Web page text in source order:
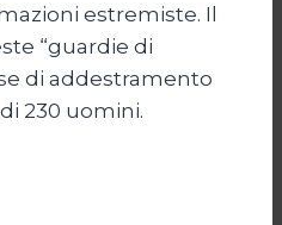
estremiste. Il
“guardie di
di addestramento
230 uomini.